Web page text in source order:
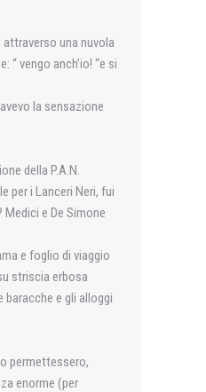
una nuvola
vengo anch’io! “e si
la sensazione
della P.A.N.
per i Lanceri Neri, fui
e De Simone
e foglio di viaggio
striscia erbosa
e gli alloggi
permettessero,
enorme (per